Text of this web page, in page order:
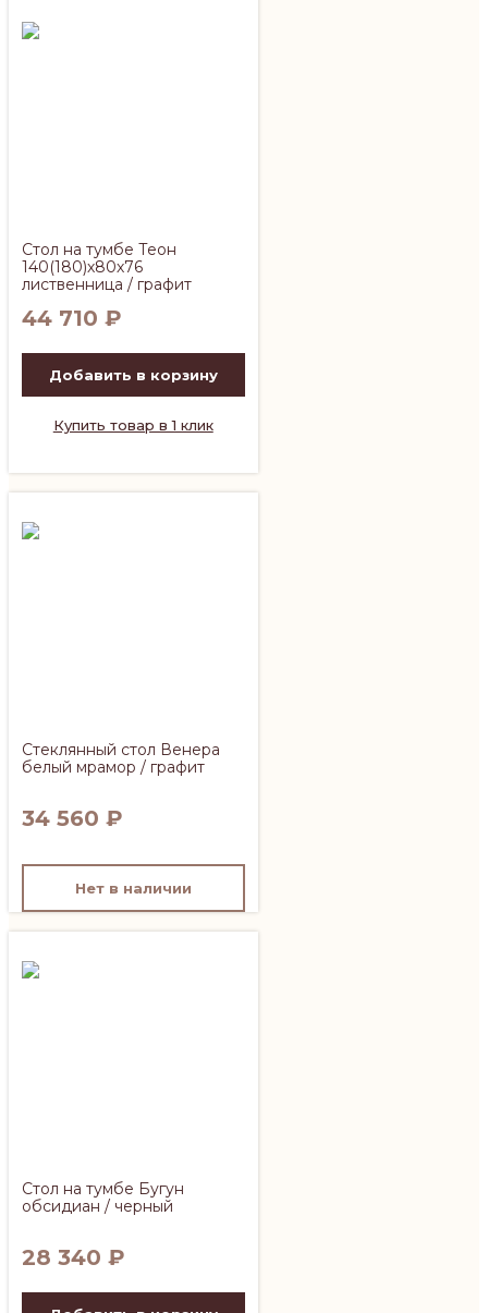
Стол на тумбе Теон
140(180)х80х76
лиственница / графит
44 710 ₽
Добавить в корзину
Купить товар в 1 клик
Стеклянный стол Венера
белый мрамор / графит
34 560 ₽
Нет в наличии
Стол на тумбе Бугун
обсидиан / черный
28 340 ₽